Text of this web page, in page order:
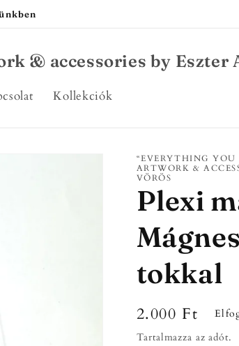
& accessories by Eszter
Kollekciók
“EVERYTHING
ARTWORK &
VÖRÖS
Plexi
tokkal
Normál
ár
2.000 Ft
Tartalmazza az adót.